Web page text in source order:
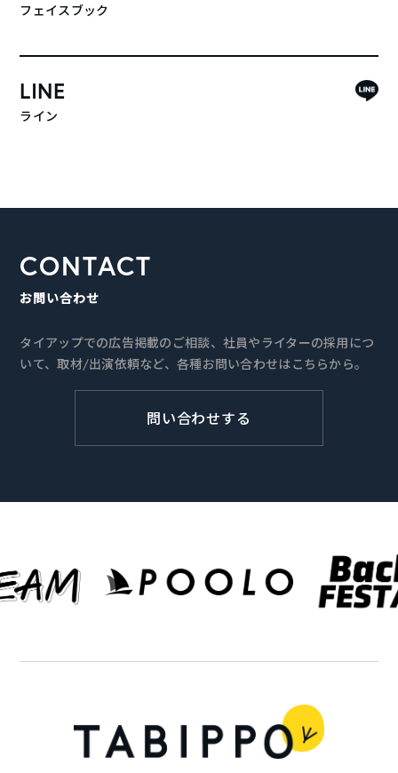
フェイスブック
LINE
ライン
CONTACT
お問い合わせ
タイアップでの広告掲載のご相談、社員やライターの採用につ
いて、取材/出演依頼など、各種お問い合わせはこちらから。
問い合わせする